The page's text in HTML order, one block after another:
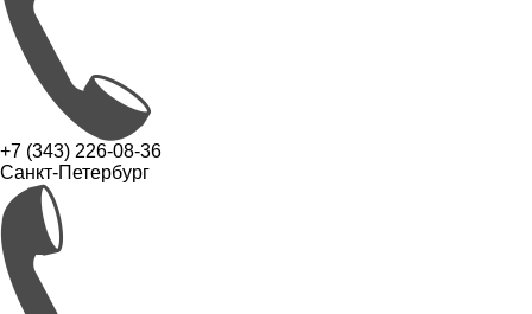
+7 (343) 226-08-36
Санкт-Петербург